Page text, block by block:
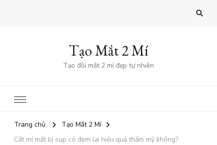
Tạo Mắt 2 Mí
Tạo đôi mắt 2 mí đẹp tự nhiên
Trang chủ
Tạo Mắt 2 Mí
Cắt mí mắt bị sụp có đem lại hiệu quả thẩm mỹ không?